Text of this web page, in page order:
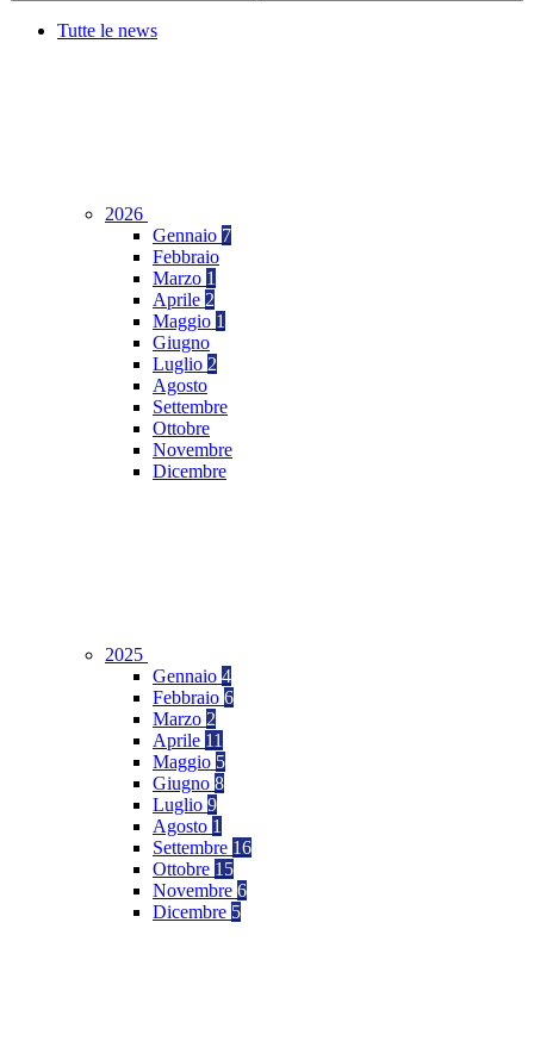
Tutte le news
2026
Gennaio 7
Febbraio
Marzo 1
Aprile 2
Maggio 1
Giugno
Luglio 2
Agosto
Settembre
Ottobre
Novembre
Dicembre
2025
Gennaio 4
Febbraio 6
Marzo 2
Aprile 11
Maggio 5
Giugno 8
Luglio 9
Agosto 1
Settembre 16
Ottobre 15
Novembre 6
Dicembre 5